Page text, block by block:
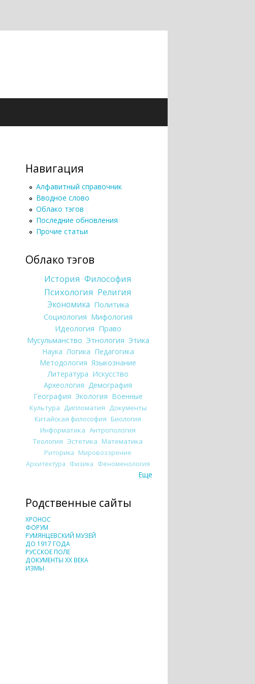
Навигация
Алфавитный справочник
Вводное слово
Облако тэгов
Последние обновления
Прочие статьи
Облако тэгов
История Философия
Психология Религия
Экономика Политика
Социология Мифология
Идеология Право
Мусульманство Этнология Этика
Наука Логика Педагогика
Методология Языкознание
Литература Искусство
Археология Демография
География Экология Военные
Культура Дипломатия Документы
Китайская философия Биология
Информатика Антропология
Теология Эстетика Математика
Риторика Мировоззрение
Архитектура Физика Феноменология
Еще
Родственные сайты
ХРОНОС
ФОРУМ
РУМЯНЦЕВСКИЙ МУЗЕЙ
ДО 1917 ГОДА
РУССКОЕ ПОЛЕ
ДОКУМЕНТЫ XX ВЕКА
ИЗМЫ